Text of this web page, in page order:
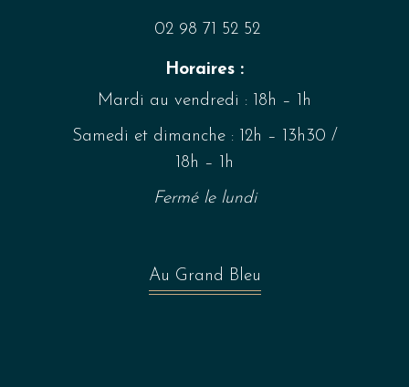
02 98 71 52 52
Horaires :
Mardi au vendredi : 18h – 1h
Samedi et dimanche : 12h – 13h30 /
18h – 1h
Fermé le lundi
Au Grand Bleu